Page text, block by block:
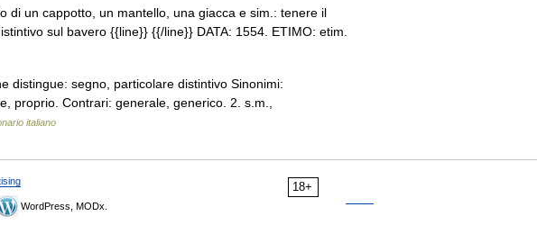
di un cappotto, un mantello, una giacca e sim.: tenere il
sul bavero {{line}} {{/line}} DATA: 1554. ETIMO: etim.
distingue: segno, particolare distintivo Sinonimi:
proprio. Contrari: generale, generico. 2. s.m.,
italiano
18+
WordPress, MODx.